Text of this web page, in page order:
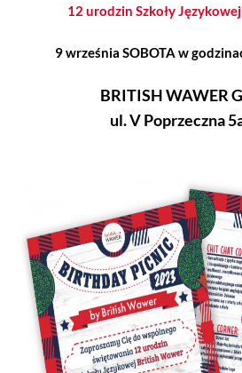
12 urodzin Szkoły
9 września SOBOTA w
BRITISH WAWER
ul. V Poprzeczna